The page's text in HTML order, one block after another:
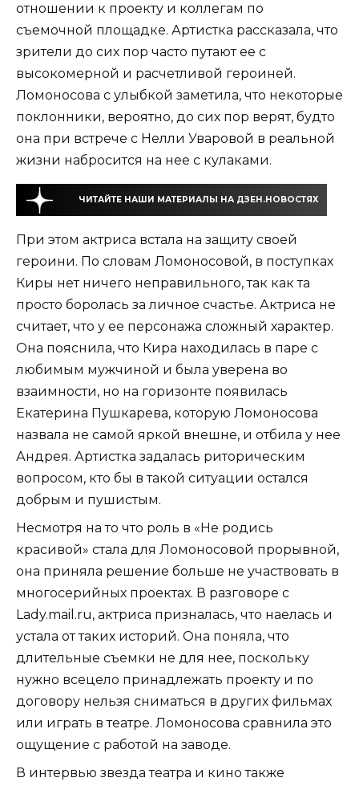
отношении к проекту и коллегам по
съемочной площадке. Артистка рассказала, что
зрители до сих пор часто путают ее с
высокомерной и расчетливой героиней.
Ломоносова с улыбкой заметила, что некоторые
поклонники, вероятно, до сих пор верят, будто
она при встрече с Нелли Уваровой в реальной
жизни набросится на нее с кулаками.
ЧИТАЙТЕ НАШИ МАТЕРИАЛЫ НА ДЗЕН.НОВОСТЯХ
При этом актриса встала на защиту своей
героини. По словам Ломоносовой, в поступках
Киры нет ничего неправильного, так как та
просто боролась за личное счастье. Актриса не
считает, что у ее персонажа сложный характер.
Она пояснила, что Кира находилась в паре с
любимым мужчиной и была уверена во
взаимности, но на горизонте появилась
Екатерина Пушкарева, которую Ломоносова
назвала не самой яркой внешне, и отбила у нее
Андрея. Артистка задалась риторическим
вопросом, кто бы в такой ситуации остался
добрым и пушистым.
Несмотря на то что роль в «Не родись
красивой» стала для Ломоносовой прорывной,
она приняла решение больше не участвовать в
многосерийных проектах. В разговоре с
Lady.mail.ru, актриса призналась, что наелась и
устала от таких историй. Она поняла, что
длительные съемки не для нее, поскольку
нужно всецело принадлежать проекту и по
договору нельзя сниматься в других фильмах
или играть в театре. Ломоносова сравнила это
ощущение с работой на заводе.
В интервью звезда театра и кино также